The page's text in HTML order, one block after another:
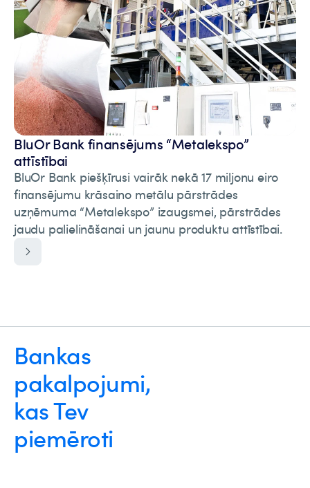
BluOr Bank finansējums “Metalekspo”
attīstībai
BluOr Bank piešķīrusi vairāk nekā 17 miljonu eiro
finansējumu krāsaino metālu pārstrādes
uzņēmuma “Metalekspo” izaugsmei, pārstrādes
jaudu palielināšanai un jaunu produktu attīstībai.
Bankas
pakalpojumi,
kas Tev
piemēroti